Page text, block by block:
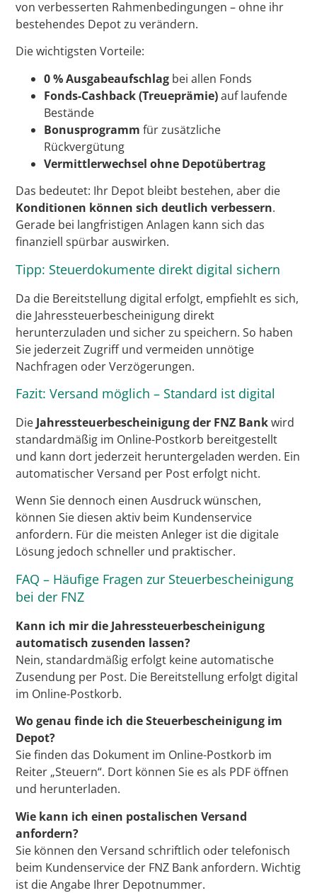
von verbesserten Rahmenbedingungen – ohne ihr
bestehendes Depot zu verändern.
Die wichtigsten Vorteile:
0 % Ausgabeaufschlag bei allen Fonds
Fonds-Cashback (Treueprämie)auf laufende
Bestände
Bonusprogramm für zusätzliche
Rückvergütung
Vermittlerwechsel ohne Depotübertrag
Das bedeutet: Ihr Depot bleibt bestehen, aber die
Konditionen können sich deutlich verbessern.
Gerade bei langfristigen Anlagen kann sich das
finanziell spürbar auswirken.
Tipp: Steuerdokumente direkt digital sichern
Da die Bereitstellung digital erfolgt, empfiehlt es sich,
die Jahressteuerbescheinigung direkt
herunterzuladen und sicher zu speichern. So haben
Sie jederzeit Zugriff und vermeiden unnötige
Nachfragen oder Verzögerungen.
Fazit: Versand möglich – Standard ist digital
Die Jahressteuerbescheinigung der FNZ Bankwird
standardmäßig im Online-Postkorb bereitgestellt
und kann dort jederzeit heruntergeladen werden. Ein
automatischer Versand per Post erfolgt nicht.
Wenn Sie dennoch einen Ausdruck wünschen,
können Sie diesen aktiv beim Kundenservice
anfordern. Für die meisten Anleger ist die digitale
Lösung jedoch schneller und praktischer.
FAQ – Häufige Fragen zur Steuerbescheinigung
bei der FNZ
Kann ich mir die Jahressteuerbescheinigung
automatisch zusenden lassen?
Nein, standardmäßig erfolgt keine automatische
Zusendung per Post. Die Bereitstellung erfolgt digital
im Online-Postkorb.
Wo genau finde ich die Steuerbescheinigung im
Depot?
Sie finden das Dokument im Online-Postkorb im
Reiter „Steuern“. Dort können Sie es als PDF öffnen
und herunterladen.
Wie kann ich einen postalischen Versand
anfordern?
Sie können den Versand schriftlich oder telefonisch
beim Kundenservice der FNZ Bank anfordern. Wichtig
ist die Angabe Ihrer Depotnummer.